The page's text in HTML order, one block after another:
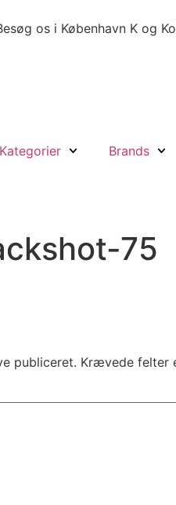
os i København K og
Kategorier Brands
75
publiceret. Krævede felter